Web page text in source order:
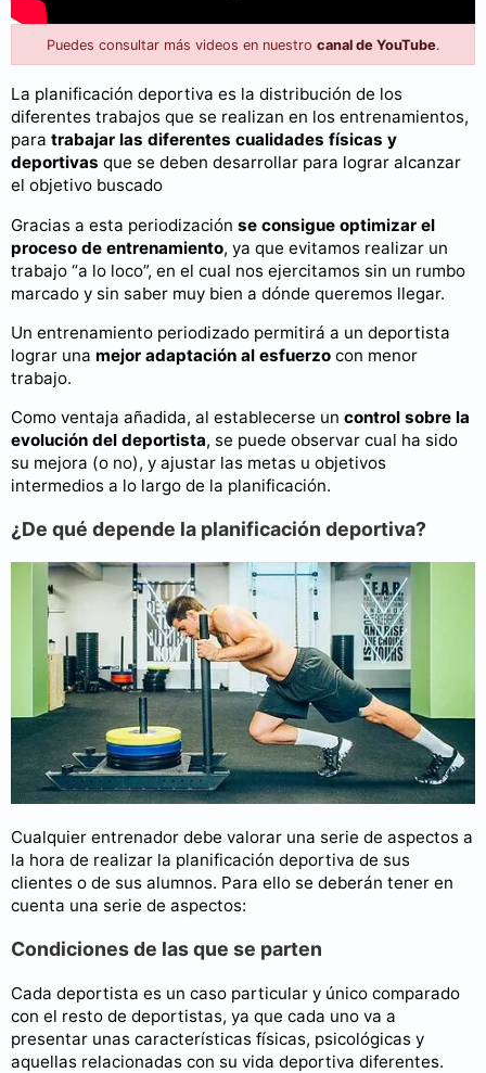
Puedes consultar más videos en nuestro canal de YouTube.
La planificación deportiva es la distribución de los
diferentes trabajos que se realizan en los entrenamientos,
para trabajar las diferentes cualidades físicas y
deportivas que se deben desarrollar para lograr alcanzar
el objetivo buscado
Gracias a esta periodización se consigue optimizar el
proceso de entrenamiento, ya que evitamos realizar un
trabajo “a lo loco”, en el cual nos ejercitamos sin un rumbo
marcado y sin saber muy bien a dónde queremos llegar.
Un entrenamiento periodizado permitirá a un deportista
lograr una mejor adaptación al esfuerzo con menor
trabajo.
Como ventaja añadida, al establecerse un control sobre la
evolución del deportista, se puede observar cual ha sido
su mejora (o no), y ajustar las metas u objetivos
intermedios a lo largo de la planificación.
¿De qué depende la planificación deportiva?
Cualquier entrenador debe valorar una serie de aspectos a
la hora de realizar la planificación deportiva de sus
clientes o de sus alumnos. Para ello se deberán tener en
cuenta una serie de aspectos:
Condiciones de las que se parten
Cada deportista es un caso particular y único comparado
con el resto de deportistas, ya que cada uno va a
presentar unas características físicas, psicológicas y
aquellas relacionadas con su vida deportiva diferentes.